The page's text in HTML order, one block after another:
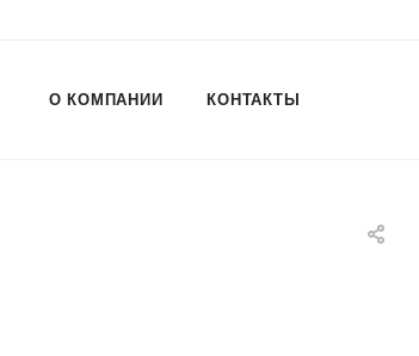
О КОМПАНИИ КОНТАКТЫ